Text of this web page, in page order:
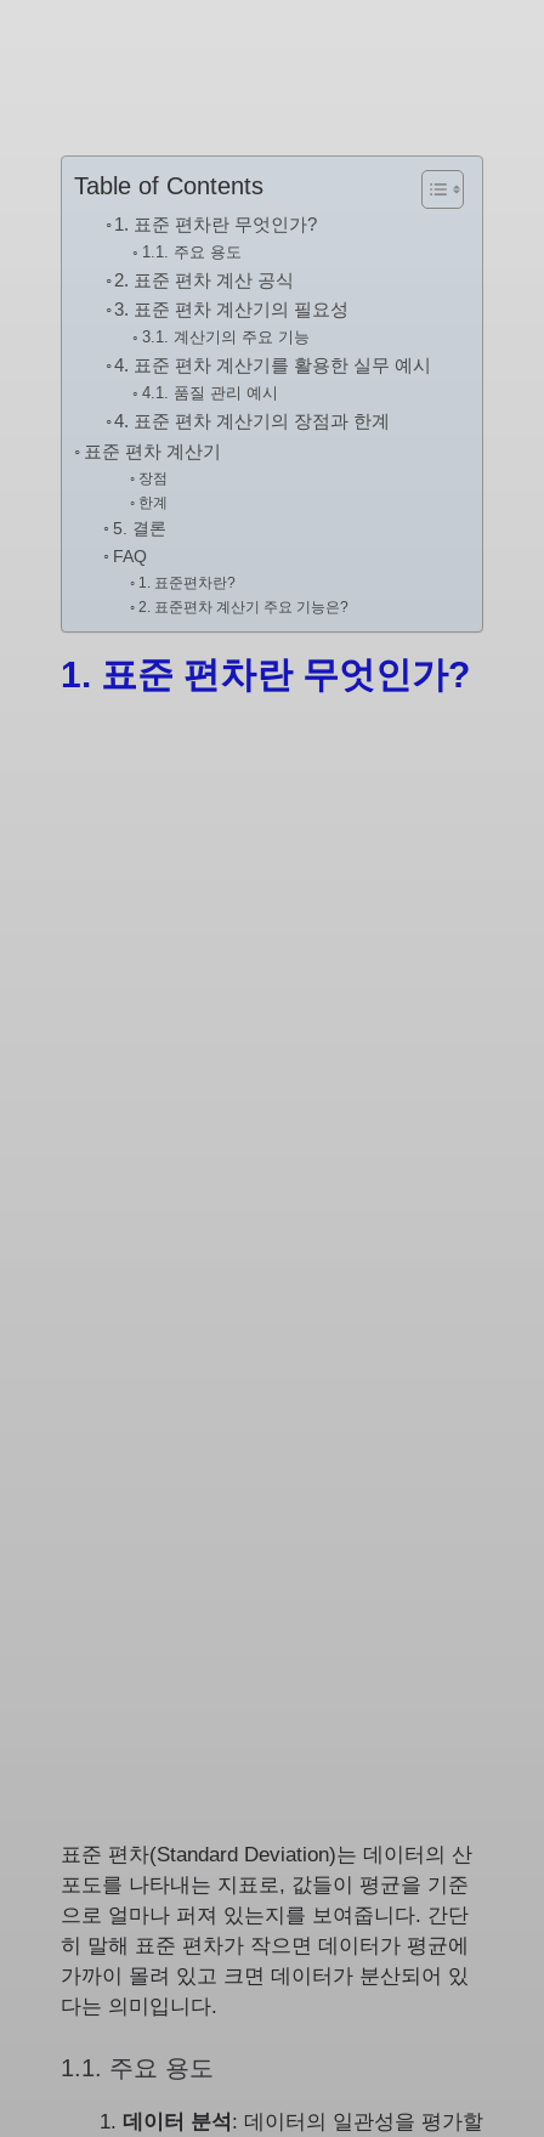
Table of Contents
1. 표준 편차란 무엇인가?
1.1. 주요 용도
2. 표준 편차 계산 공식
3. 표준 편차 계산기의 필요성
3.1. 계산기의 주요 기능
4. 표준 편차 계산기를 활용한 실무 예시
4.1. 품질 관리 예시
4. 표준 편차 계산기의 장점과 한계
표준 편차 계산기
장점
한계
5. 결론
FAQ
1. 표준편차란?
2. 표준편차 계산기 주요 기능은?
1. 표준 편차란 무엇인가?
표준 편차(Standard Deviation)는 데이터의 산
포도를 나타내는 지표로, 값들이 평균을 기준
으로 얼마나 퍼져 있는지를 보여줍니다. 간단
히 말해 표준 편차가 작으면 데이터가 평균에
가까이 몰려 있고 크면 데이터가 분산되어 있
다는 의미입니다.
1.1. 주요 용도
데이터 분석 : 데이터의 일관성을 평가할